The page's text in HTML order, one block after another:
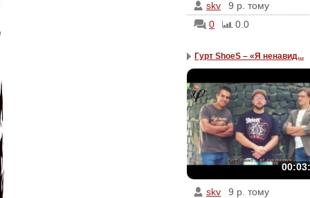
skv
9 р. тому
0
0.0
Гурт ShoeS – «Я ненавид...
skv
9 р. тому